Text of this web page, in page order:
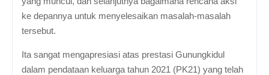
ke depannya untuk menyelesaikan masalah-masalah
tersebut.
Ita sangat mengapresiasi atas prestasi Gunungkidul
dalam pendataan keluarga tahun 2021 (PK21) yang telah